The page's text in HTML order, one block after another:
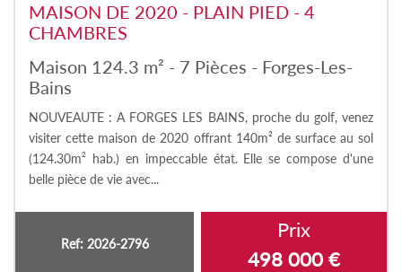
MAISON DE 2020 - PLAIN PIED - 4
CHAMBRES
Maison 124.3 m² - 7 Pièces - Forges-Les-
Bains
NOUVEAUTE : A FORGES LES BAINS, proche du golf, venez
visiter cette maison de 2020 offrant 140m² de surface au sol
(124.30m² hab.) en impeccable état. Elle se compose d'une
belle pièce de vie avec...
Ref: 2026-2796
Prix
498 000 €